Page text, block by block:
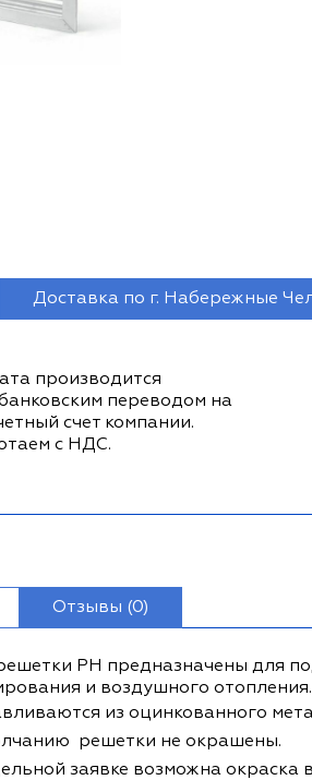
Доставка по г. Набережные
производится
переводом на
счет компании.
с НДС.
Отзывы (0)
РН предназначены для
и воздушного отопления.
из оцинкованного
решетки не окрашены.
заявке возможна окраска